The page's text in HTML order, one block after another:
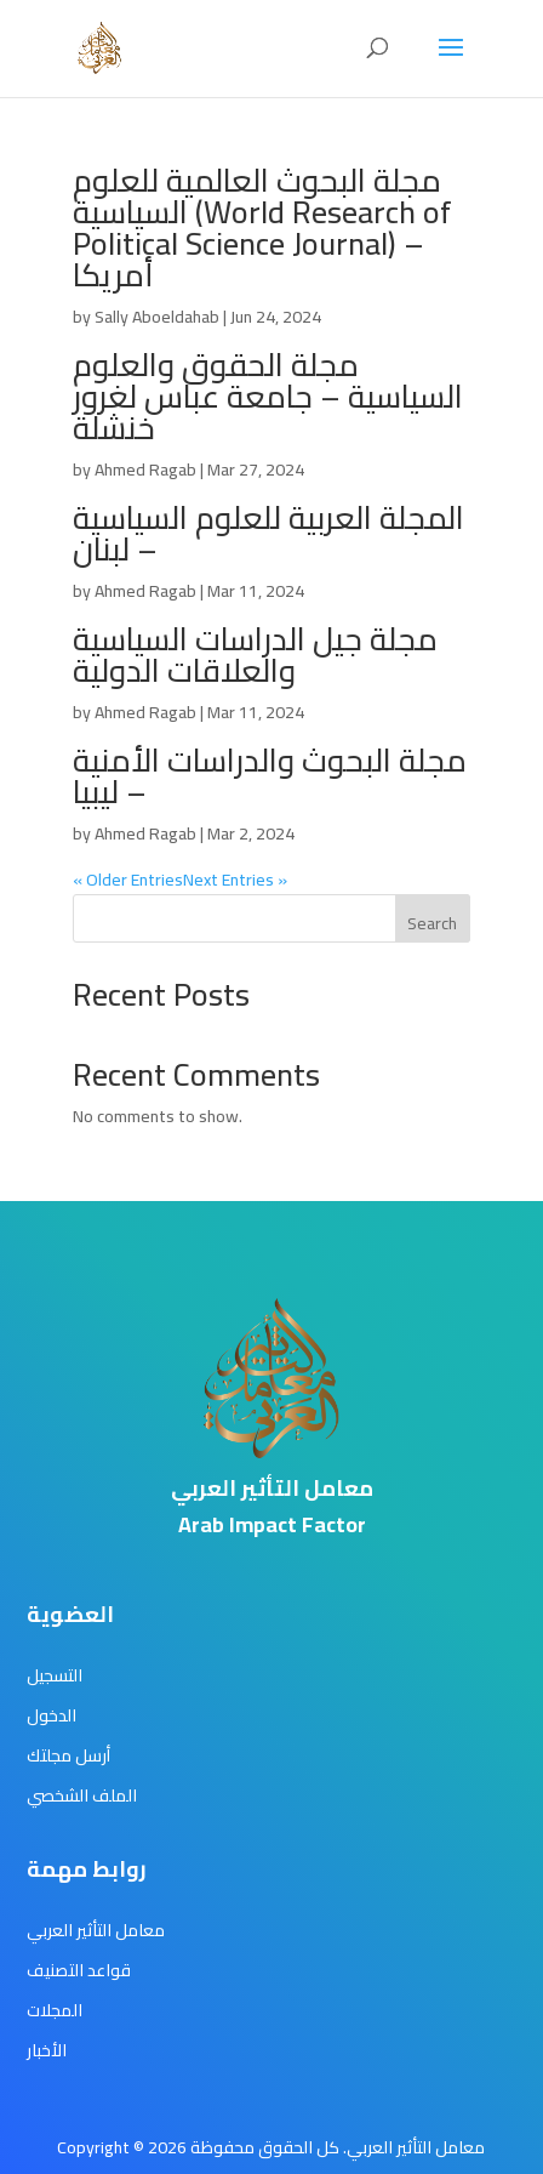
مجلة البحوث العالمية للعلوم
السياسية (World Research of
Political Science Journal) –
أمريكا
bySally Aboeldahab|Jun 24, 2024
مجلة الحقوق والعلوم
السياسية – جامعة عباس لغرور
خنشلة
byAhmed Ragab|Mar 27, 2024
المجلة العربية للعلوم السياسية
– لبنان
byAhmed Ragab|Mar 11, 2024
مجلة جيل الدراسات السياسية
والعلاقات الدولية
byAhmed Ragab|Mar 11, 2024
مجلة البحوث والدراسات الأمنية
– ليبيا
byAhmed Ragab|Mar 2, 2024
« Older EntriesNext Entries »
Search
Recent Posts
Recent Comments
No comments to show.
معامل التأثير العربي
Arab Impact Factor
العضوية
التسجيل
الدخول
أرسل مجلتك
الملف الشخصي
روابط مهمة
معامل التأثير العربي
قواعد التصنيف
المجلات
الأخبار
Copyright © 2026 معامل التأثير العربي. كل الحقوق محفوظة